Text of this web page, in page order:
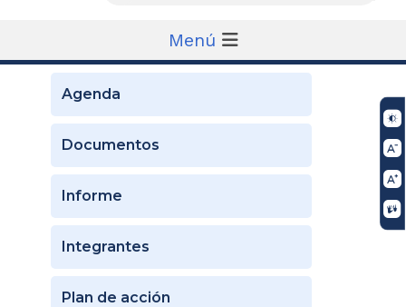
Menú
Agenda
Documentos
Informe
Integrantes
Plan de acción